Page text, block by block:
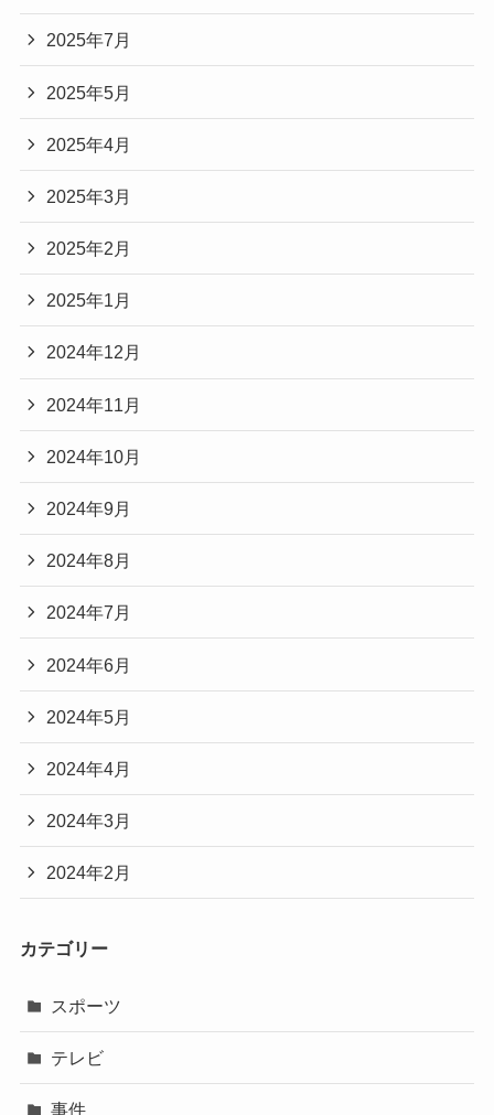
2025年7月
2025年5月
2025年4月
2025年3月
2025年2月
2025年1月
2024年12月
2024年11月
2024年10月
2024年9月
2024年8月
2024年7月
2024年6月
2024年5月
2024年4月
2024年3月
2024年2月
カテゴリー
スポーツ
テレビ
事件